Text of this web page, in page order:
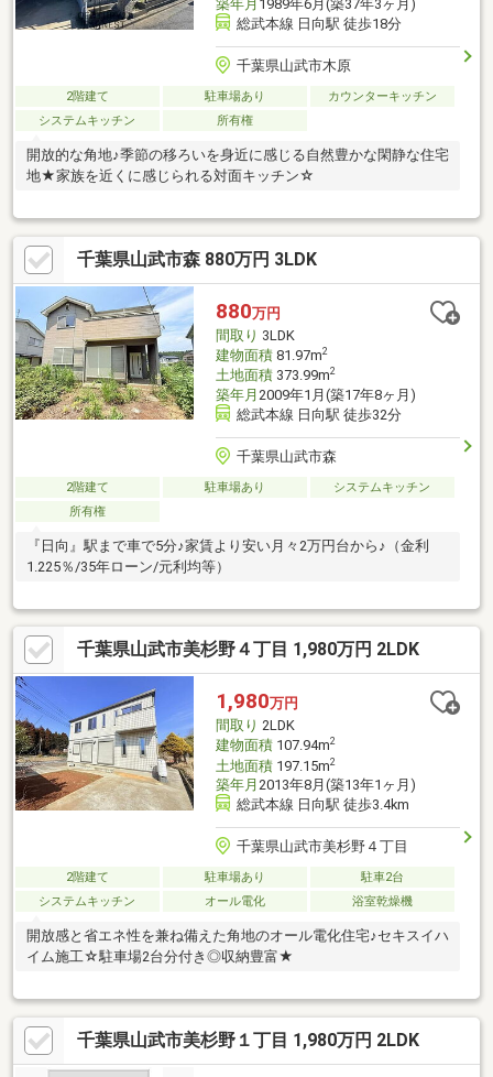
築年月 1989年6月(築37年3ヶ月)
総武本線 日向駅 徒歩18分
千葉県山武市木原
2階建て 駐車場あり
カウンターキッチン
システムキッチン
所有権
開放的な角地♪季節の移ろいを身近に感じる自然豊かな閑静な住宅
地★家族を近くに感じられる対面キッチン☆
千葉県山武市森 880万円 3LDK
880万円
間取り 3LDK
建物面積81.97m2
土地面積373.99m2
築年月 2009年1月(築17年8ヶ月)
総武本線 日向駅 徒歩32分
千葉県山武市森
2階建て 駐車場あり
システムキッチン
所有権
『日向』駅まで車で5分♪家賃より安い月々2万円台から♪（金利
1.225％/35年ローン/元利均等）
千葉県山武市美杉野４丁目 1,980万円 2LDK
1,980万円
間取り 2LDK
建物面積107.94m2
土地面積197.15m2
築年月 2013年8月(築13年1ヶ月)
総武本線 日向駅 徒歩3.4km
千葉県山武市美杉野４丁目
2階建て 駐車場あり
駐車2台
システムキッチン
オール電化 浴室乾燥機
開放感と省エネ性を兼ね備えた角地のオール電化住宅♪セキスイハ
イム施工☆駐車場2台分付き◎収納豊富★
千葉県山武市美杉野１丁目 1,980万円 2LDK